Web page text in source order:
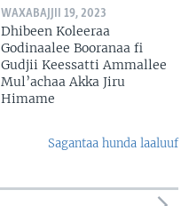
WAXABAJJII 19, 2023
Dhibeen Koleeraa
Godinaalee Booranaa fi
Gudjii Keessatti Ammallee
Mul’achaa Akka Jiru
Himame
Sagantaa hunda laaluuf